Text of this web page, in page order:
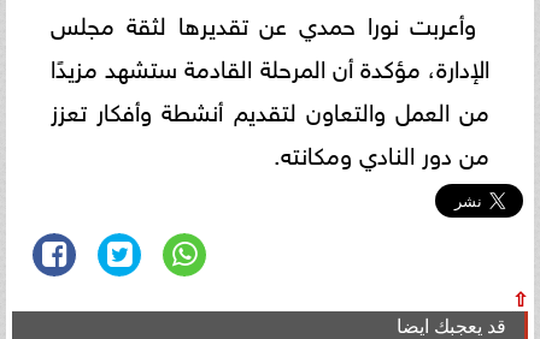
وأعربت نورا حمدي عن تقديرها لثقة مجلس
الإدارة، مؤكدة أن المرحلة القادمة ستشهد مزيدًا
من العمل والتعاون لتقديم أنشطة وأفكار تعزز
من دور النادي ومكانته.
⇧
قد يعجبك ايضا